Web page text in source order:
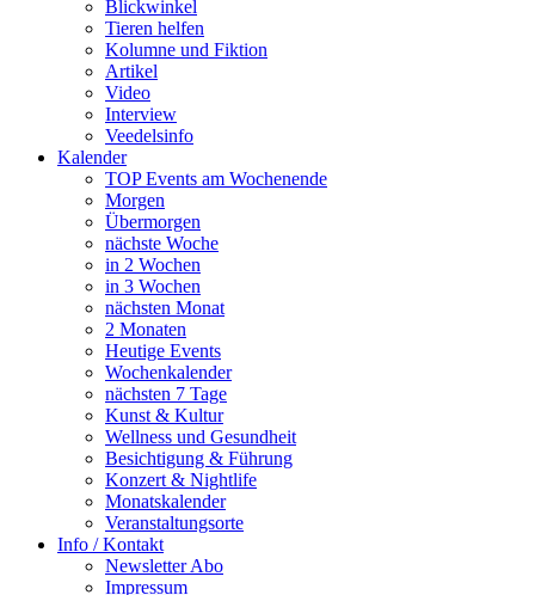
Blickwinkel
Tieren helfen
Kolumne und Fiktion
Artikel
Video
Interview
Veedelsinfo
Kalender
TOP Events am Wochenende
Morgen
Übermorgen
nächste Woche
in 2 Wochen
in 3 Wochen
nächsten Monat
2 Monaten
Heutige Events
Wochenkalender
nächsten 7 Tage
Kunst & Kultur
Wellness und Gesundheit
Besichtigung & Führung
Konzert & Nightlife
Monatskalender
Veranstaltungsorte
Info / Kontakt
Newsletter Abo
Impressum